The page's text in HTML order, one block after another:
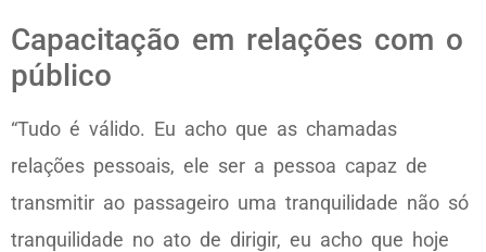
Capacitação em relações com o
público
“Tudo é válido. Eu acho que as chamadas
relações pessoais, ele ser a pessoa capaz de
transmitir ao passageiro uma tranquilidade não só
tranquilidade no ato de dirigir, eu acho que hoje